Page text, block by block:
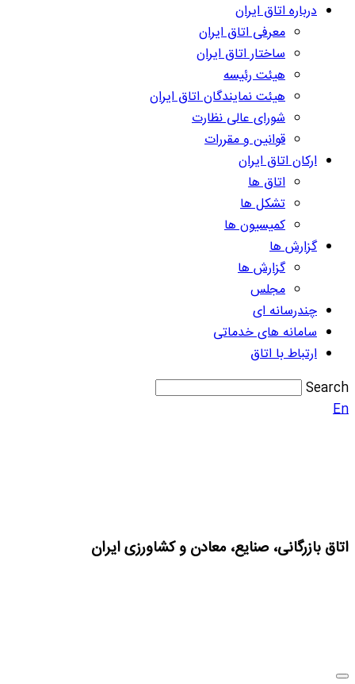
درباره اتاق ایران
معرفی اتاق ایران
ساختار اتاق ایران
هیئت رئیسه
هیئت نمایندگان اتاق ایران
شورای عالی نظارت
قوانین و مقررات
ارکان اتاق ایران
اتاق ها
تشکل ها
کمیسیون ها
گزارش ها
گزارش ها
مجلس
چندرسانه ای
سامانه های خدماتی
ارتباط با اتاق
Search
En
اتاق بازرگانی، صنایع، معادن و کشاورزی ایران